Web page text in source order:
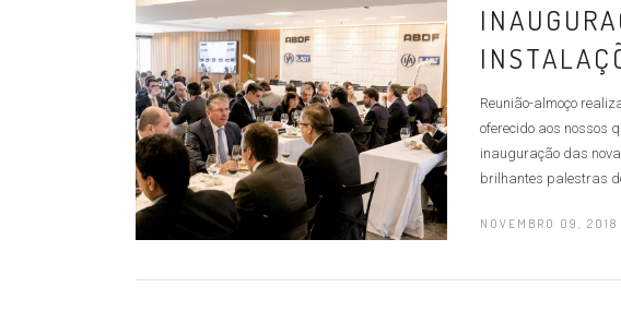
Reunião-almoço
oferecido aos nossos
inauguração das
brilhantes palestras
NOVEMBRO 09, 2018